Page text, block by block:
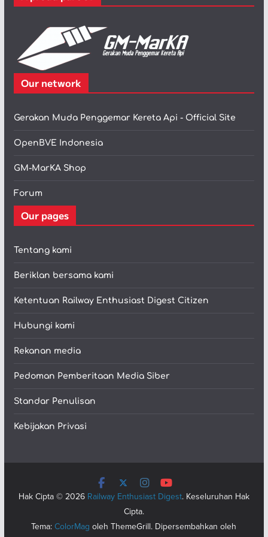
Our network
Gerakan Muda Penggemar Kereta Api - Official Site
OpenBVE Indonesia
GM-MarKA Shop
Forum
Our pages
Tentang kami
Beriklan bersama kami
Ketentuan Railway Enthusiast Digest Citizen
Hubungi kami
Rekanan media
Pedoman Pemberitaan Media Siber
Standar Penulisan
Kebijakan Privasi
Hak Cipta © 2026 Railway Enthusiast Digest. Keseluruhan Hak
Cipta.
Tema:ColorMag oleh ThemeGrill. Dipersembahkan oleh